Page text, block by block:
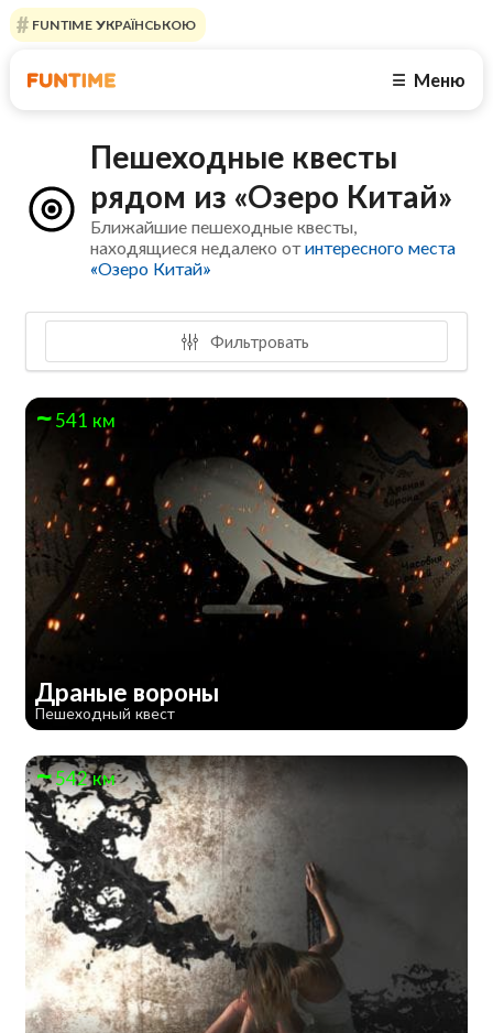
FUNTIME УКРАЇНСЬКОЮ
☰ Меню
Пешеходные квесты
рядом из «Озеро Китай»
Ближайшие пешеходные квесты,
находящиеся недалеко отинтересного места
«Озеро Китай»
Фильтровать
541 км
Драные вороны
Пешеходный квест
542 км